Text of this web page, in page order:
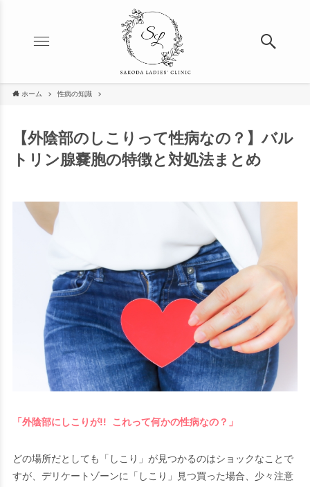
ホーム 性病の知識
【外陰部のしこりって性病なの？】バル
トリン腺嚢胞の特徴と対処法まとめ
「外陰部にしこりが!! これって何かの性病なの？」
どの場所だとしても「しこり」が見つかるのはショックなことで
すが、デリケートゾーンに「しこり」見つ買った場合、少々注意